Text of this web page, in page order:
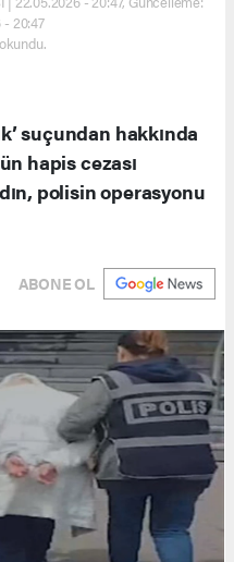
- 20:47
suçundan hakkında
hapis cezası
polisin operasyonu
ABONE OL